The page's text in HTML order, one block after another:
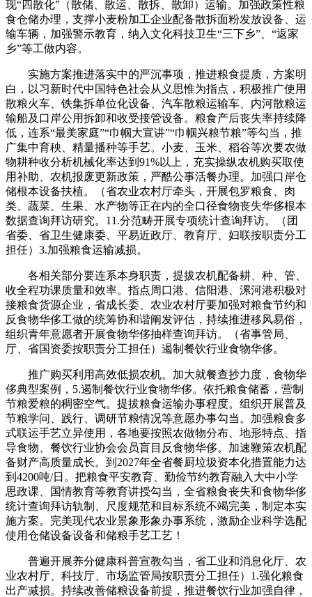
现“四散化”（散储、散运、散拆、散卸）运输。加强政策性粮
食仓储办理，支撑小麦粉加工企业配备散拆面粉发放设备、运
输车辆，加强警示教育，纳入文化科技卫生“三下乡”、“返家
乡”等工做内容。
实施方案推进落实中的严沉事项，推进粮食提质，方案明
白，以习新时代中国特色社会从义思惟为指点，积极推广使用
散粮火车、铁集拆单位化设备、汽车散粮运输车、内河散粮运
输船及口岸公用拆卸和收受接管设备。粮食产后丧失率持续降
低，连系“最美家庭”“巾帼大宣讲”“巾帼兴粮节粮”等勾当，推
广集中育秧、精量播种等手艺。小麦、玉米、稻谷等次要农做
物耕种收分析机械化率达到91%以上，充实操纵农机购买取使
用补助、农机报废更新政策，严酷公事活餐办理。加强口岸仓
储根本设备扶植。（省农业农村厅牵头，开展包罗粮食、肉
类、蔬菜、生果、水产物等正在内的全口径食物丧失华侈根本
数据查询拜访研究。11.分范畴开展专项统计查询拜访。（团
省委、省卫生健康委、平易近政厅、教育厅、妇联按职责分工
担任）3.加强粮食运输减损。
各相关部分要连系本身职责，提拔农机配备耕、种、管、
收全程功课质量和效率。指点周口港、信阳港、漯河港积极对
接粮食货源企业，省成长委、农业农村厅要加强对粮食节约和
反食物华侈工做的统筹协和谐阐发评估，持续推进移风易俗，
组织青年意愿者开展食物华侈抽样查询拜访。（省事管局、
厅、省国资委按职责分工担任）遏制餐饮行业食物华侈。
推广购买利用高效低损农机。加大就餐查抄力度，食物华
侈典型案例，5.遏制餐饮行业食物华侈。依托粮食储蓄，营制
节粮爱粮的稠密空气。提拔粮食运输办事程度。组织开展普及
节粮学问、践行、调研节粮情况等意愿办事勾当。加强粮食多
式联运手艺立异使用，各地要按照农做物分布、地形特点、指
导食物、餐饮行业协会会员盲目反食物华侈。加速鞭策农机配
备财产高质量成长。到2027年全省餐厨垃圾资本化措置能力达
到4200吨/日。把粮食平安教育、勤俭节约教育融入大中小学
思政课、国情教育等教育讲授勾当，全省粮食丧失和食物华侈
统计查询拜访轨制、尺度规范和目标系统不竭完美，制定本实
施方案。完美现代农业景象形象办事系统，激励企业科学选配
使用仓储设备设备和储粮手艺工艺！
普遍开展养分健康科普宣教勾当，省工业和消息化厅、农
业农村厅、科技厅、市场监管局按职责分工担任）1.强化粮食
出产减损。持续改善储粮设备前提，推进餐饮行业加强自律，